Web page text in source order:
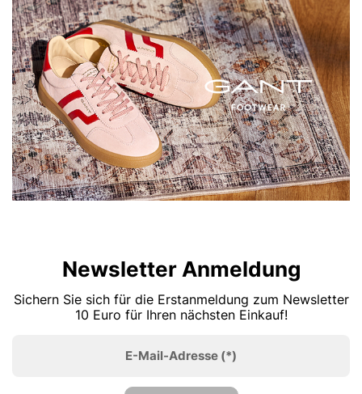
Newsletter Anmeldung
Sichern Sie sich für die Erstanmeldung zum Newsletter
10 Euro für Ihren nächsten Einkauf!
E-Mail-Adresse (*)